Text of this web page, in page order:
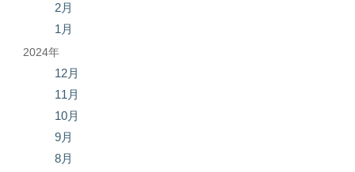
2月
1月
2024年
12月
11月
10月
9月
8月